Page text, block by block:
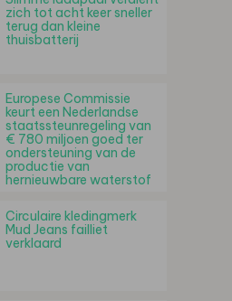
zich tot acht keer sneller
terug dan kleine
thuisbatterij
Europese Commissie
keurt een Nederlandse
staatssteunregeling van
€ 780 miljoen goed ter
ondersteuning van de
productie van
hernieuwbare waterstof
Circulaire kledingmerk
Mud Jeans failliet
verklaard